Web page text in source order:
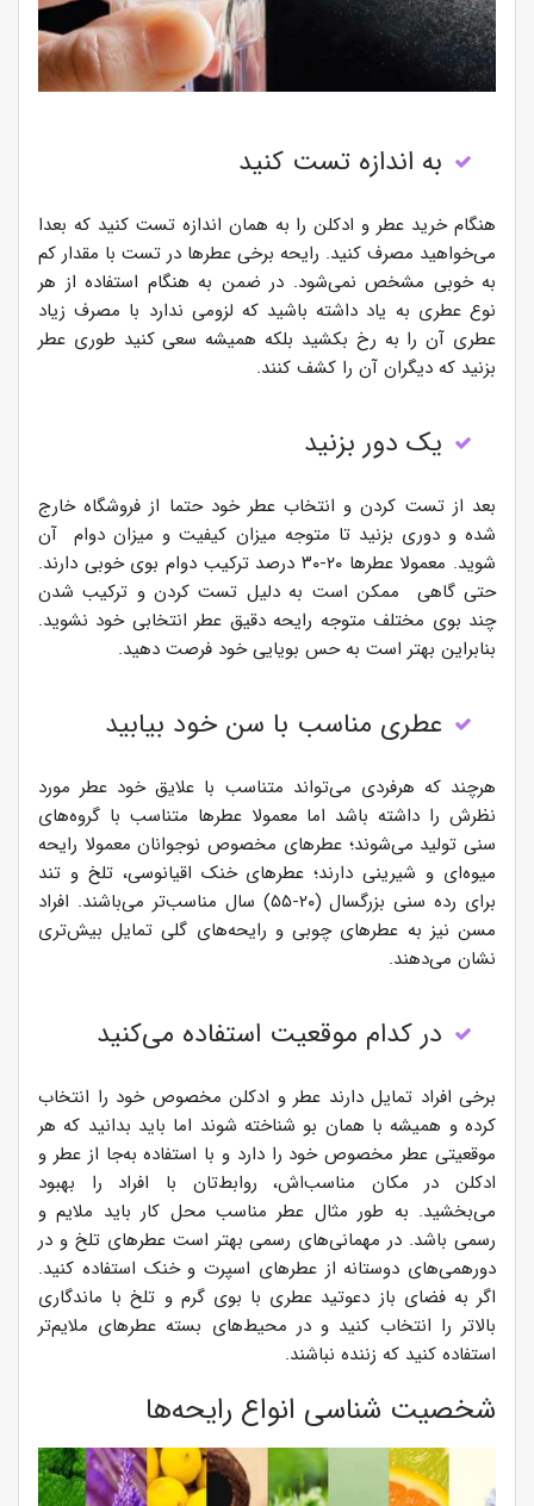
به اندازه تست کنید
هنگام خرید عطر و ادکلن را به همان اندازه تست کنید که بعدا
می‌خواهید مصرف کنید. رایحه برخی عطرها در تست با مقدار کم
به خوبی مشخص نمی‌شود. در ضمن به هنگام استفاده از هر
نوع عطری به یاد داشته باشید که لزومی ندارد با مصرف زیاد
عطری آن را به رخ بکشید بلکه همیشه سعی کنید طوری عطر
بزنید که دیگران آن را کشف کنند.
یک دور بزنید
بعد از تست کردن و انتخاب عطر خود حتما از فروشگاه خارج
شده و دوری بزنید تا متوجه میزان کیفیت و میزان دوام آن
شوید. معمولا عطرها ۲۰-۳۰ درصد ترکیب دوام بوی خوبی دارند.
حتی گاهی ممکن است به دلیل تست کردن و ترکیب شدن
چند بوی مختلف متوجه رایحه دقیق عطر انتخابی خود نشوید.
بنابراین بهتر است به حس بویایی خود فرصت دهید.
عطری مناسب با سن خود بیابید
هرچند که هرفردی می‌تواند متناسب با علایق خود عطر مورد
نظرش را داشته باشد اما معمولا عطرها متناسب با گروه‌های
سنی تولید می‌شوند؛ عطرهای مخصوص نوجوانان معمولا رایحه
میوه‌ای و شیرینی دارند؛ عطرهای خنک اقیانوسی، تلخ و تند
برای رده سنی بزرگسال (۲۰-۵۵) سال مناسب‌تر می‌باشند. افراد
مسن نیز به عطرهای چوبی و رایحه‌های گلی تمایل بیش‌تری
نشان می‌دهند.
در کدام موقعیت استفاده می‌کنید
برخی افراد تمایل دارند عطر و ادکلن مخصوص خود را انتخاب
کرده و همیشه با همان بو شناخته شوند اما باید بدانید که هر
موقعیتی عطر مخصوص خود را دارد و با استفاده به‌جا از عطر و
ادکلن در مکان مناسب‌اش، روابط‌تان با افراد را بهبود
می‌بخشید. به طور مثال عطر مناسب محل کار باید ملایم و
رسمی باشد. در مهمانی‌های رسمی بهتر است عطرهای تلخ و در
دورهمی‌های دوستانه از عطرهای اسپرت و خنک استفاده کنید.
اگر به فضای باز دعوتید عطری با بوی گرم و تلخ با ماندگاری
بالاتر را انتخاب کنید و در محیط‌های بسته عطرهای ملایم‌تر
استفاده کنید که زننده نباشند.
شخصیت شناسی انواع رایحه‌ها